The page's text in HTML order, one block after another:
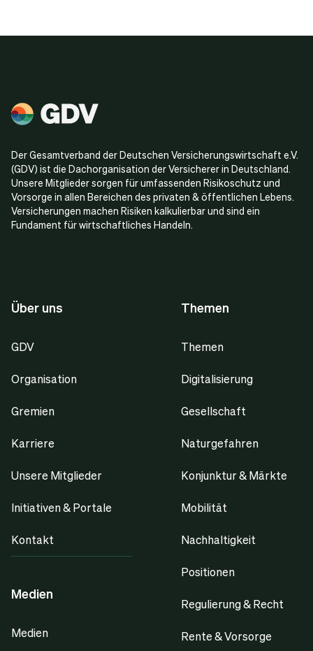
Der Gesamtverband der Deutschen Versicherungswirtschaft e.V.
(GDV) ist die Dachorganisation der Versicherer in Deutschland.
Unsere Mitglieder sorgen für umfassenden Risikoschutz und
Vorsorge in allen Bereichen des privaten & öffentlichen Lebens.
Versicherungen machen Risiken kalkulierbar und sind ein
Fundament für wirtschaftliches Handeln.
Über uns
GDV
Organisation
Gremien
Karriere
Unsere Mitglieder
Initiativen & Portale
Kontakt
Medien
Medien
Themen
Themen
Digitalisierung
Gesellschaft
Naturgefahren
Konjunktur & Märkte
Mobilität
Nachhaltigkeit
Positionen
Regulierung & Recht
Rente & Vorsorge